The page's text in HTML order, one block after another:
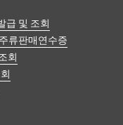
급 및 조회
류판매연수증
회